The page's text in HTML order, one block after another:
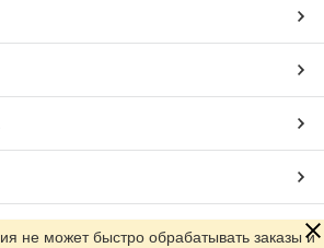
не может быстро обрабатывать заказы и